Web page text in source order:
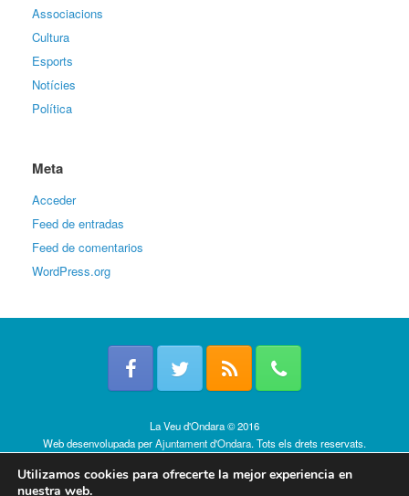
Associacions
Cultura
Esports
Notícies
Política
Meta
Acceder
Feed de entradas
Feed de comentarios
WordPress.org
La Veu d'Ondara © 2016
Web desenvolupada perAjuntament d'Ondara. Tots els drets reservats.
Utilizamos cookies para ofrecerte la mejor experiencia en
nuestra web.